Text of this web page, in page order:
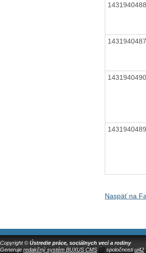
1431940488
1431940487
1431940490
1431940489
Naspäť na
Copyright © Ústredie práce, sociálnych vecí a rodiny
Generuje redakčný systém BUXUS CMS spoločnostiui42